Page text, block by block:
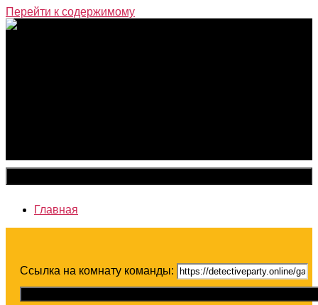
Перейти к содержимому
Главная
Ссылка на комнату команды: